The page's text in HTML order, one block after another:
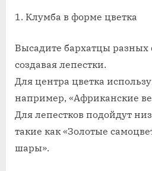
1. Клумба в форме цветка
Высадите бархатцы разных
создавая лепестки.
Для центра цветка
например, «Африканские
Для лепестков подойдут
такие как «Золотые
шары».